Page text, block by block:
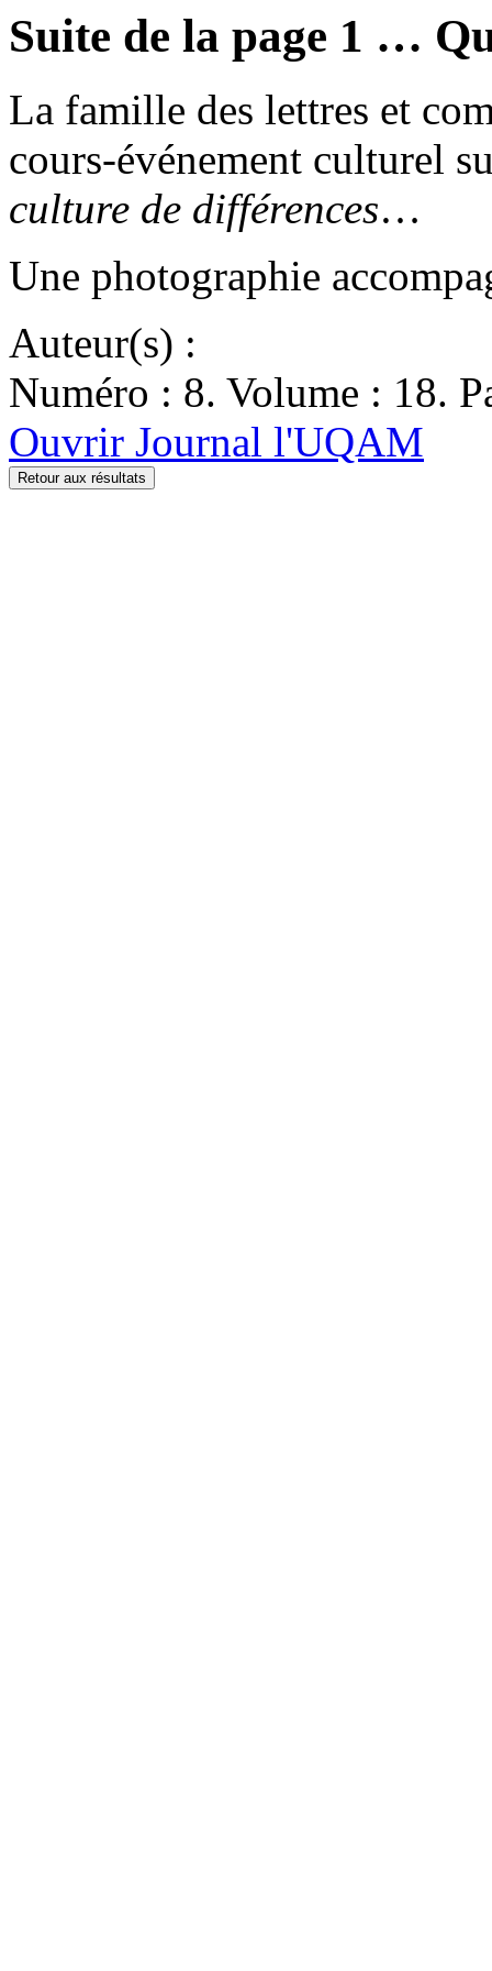
Suite de la page 1 …
La famille des lettres et
cours-événement culturel
culture de différences…
Une photographie
Auteur(s) :
Numéro : 8. Volume : 18.
Ouvrir Journal l'UQAM
Retour aux résultats